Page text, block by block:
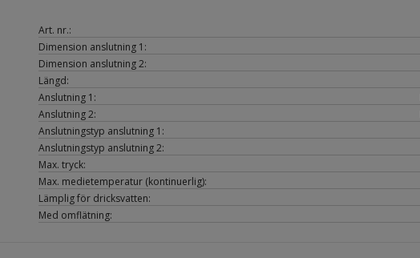
Art. nr.:
Dimension anslutning 1:
Dimension anslutning 2:
Längd:
Anslutning 1:
Anslutning 2:
Anslutningstyp anslutning 1:
Anslutningstyp anslutning 2:
Max. tryck:
Max. medietemperatur (kontinuerlig):
Lämplig för dricksvatten:
Med omflätning: